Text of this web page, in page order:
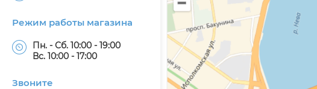
Режим работы магазина
Пн. - Сб. 10:00 - 19:00
Вс. 10:00 - 17:00
Звоните